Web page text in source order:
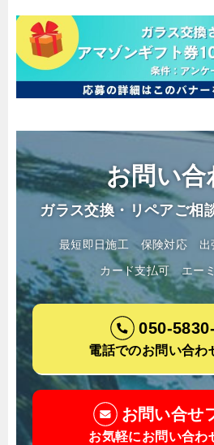
お問い合
ガラス交換・リペアご相
最短即日施工 保険対応 出
カード支払可
エー
050-
電話でのお問い合わ
お問い合せ
お気軽にお問い合わ